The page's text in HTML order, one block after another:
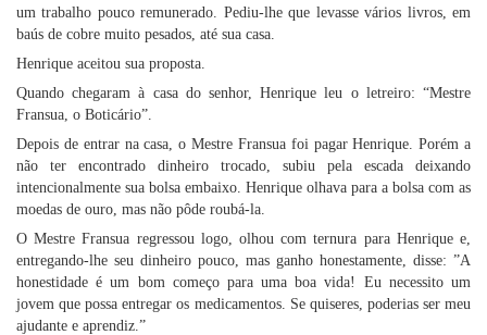
um trabalho pouco remunerado. Pediu-lhe que levasse vários livros, em
baús de cobre muito pesados, até sua casa.
Henrique aceitou sua proposta.
Quando chegaram à casa do senhor, Henrique leu o letreiro: “Mestre
Fransua, o Boticário”.
Depois de entrar na casa, o Mestre Fransua foi pagar Henrique. Porém a
não ter encontrado dinheiro trocado, subiu pela escada deixando
intencionalmente sua bolsa embaixo. Henrique olhava para a bolsa com as
moedas de ouro, mas não pôde roubá-la.
O Mestre Fransua regressou logo, olhou com ternura para Henrique e,
entregando-lhe seu dinheiro pouco, mas ganho honestamente, disse: ”A
honestidade é um bom começo para uma boa vida! Eu necessito um
jovem que possa entregar os medicamentos. Se quiseres, poderias ser meu
ajudante e aprendiz.”